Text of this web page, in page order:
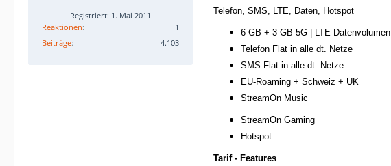
Registriert: 1. Mai 2011
Reaktionen
1
Beiträge
4.103
Telefon, SMS, LTE, Daten, Hotspot
6 GB + 3 GB 5G | LTE Datenvolumen
Telefon Flat in alle dt. Netze
SMS Flat in alle dt. Netze
EU-Roaming + Schweiz + UK
StreamOn Music
StreamOn Gaming
Hotspot
Tarif - Features